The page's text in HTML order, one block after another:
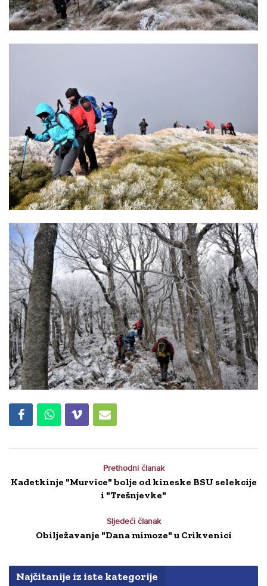
Prethodni članak
Kadetkinje "Murvice" bolje od kineske BSU selekcije
i "Trešnjevke"
Sljedeći članak
Obilježavanje "Dana mimoze" u Crikvenici
Najčitanije iz iste kategorije